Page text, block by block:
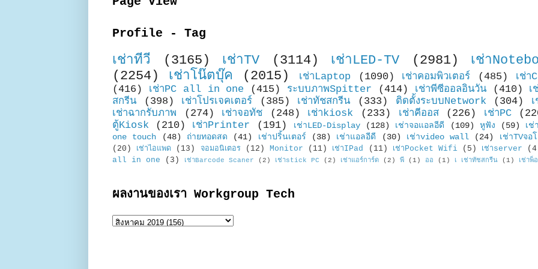
Profile - Tag
เช่าทีวี (3165) เช่าTV (3114) เช่าLED-TV (2981)
เช่า
(2254)
เช่าโน๊ตบุ๊ค (2015) เช่าLaptop (1090) เช่าคอมพิวเตอร์ (485)
เช่า
(416)
เช่าPC all in one (415) ระบบภาพSpitter (414) เช่าพีซีออลอินวัน (410)
เ
สกรีน
(398) เช่าโปรเจคเตอร์ (385) เช่าทัชสกรีน (333) ติดตั้งระบบNetwork (304)
เช่าฉากรับภาพ
(274) เช่าจอทัช (248) เช่าkiosk (233) เช่าคีออส (226) เช่าPC
ตู้Kiosk
(210) เช่าPrinter (191) เช่าLED-Display (128) เช่าจอแอลอีดี (109) หูฟัง (59)
เช่
one touch
(48) ถ่ายทอดสด (41) เช่าปริ้นเตอร์ (38) เช่าแอลอีดี (30) เช่าvideo wall (24) เช่าTVจอ
(20) เช่าไอแพด (13) จอมอนิเตอร (12) Monitor (11) เช่าIPad (11) เช่าPocket Wifi (5) เช่าserver
all in one
(3) เช่าBarcode Scaner (2) เช่าstick PC (2) เช่าแอร์การ์ด (2) พี (1) ออ (1) เ เช่าทัชสกรีน (1) เช่าพ็
ผลงานของเรา Workgroup Tech